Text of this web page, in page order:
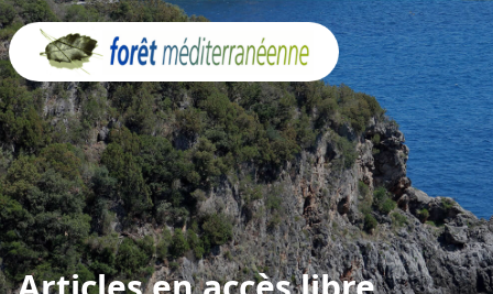
Panneau de gestion des cookies